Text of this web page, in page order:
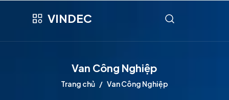
VINDEC
Van Công Nghiệp
Trang chủ Van Công Nghiệp